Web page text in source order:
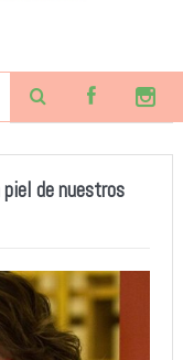
de nuestros